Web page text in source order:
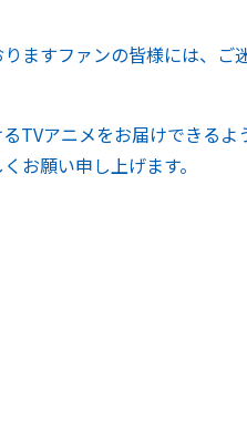
ますファンの皆様には、
TVアニメをお届けできる
お願い申し上げます。
転